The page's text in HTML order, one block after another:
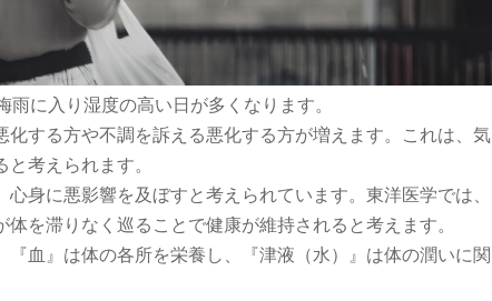
に入り湿度の高い日が多くなります。
する方や不調を訴える悪化する方が増えます。これは、気
考えられます。
身に悪影響を及ぼすと考えられています。東洋医学では、
を滞りなく巡ることで健康が維持されると考えます。
『血』は体の各所を栄養し、『津液（水）』は体の潤いに関